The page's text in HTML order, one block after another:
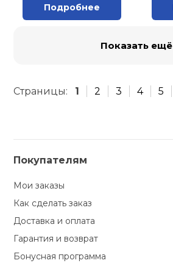
Подробнее
Показать ещё
Страницы: 1 2 3 4 5
Покупателям
Мои заказы
Как сделать заказ
Доставка и оплата
Гарантия и возврат
Бонусная программа